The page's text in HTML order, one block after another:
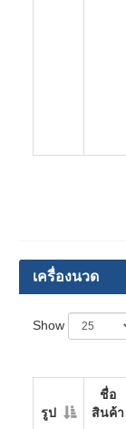
เครื่องนวด
Show
รูป
ชื่อ
สินค้า